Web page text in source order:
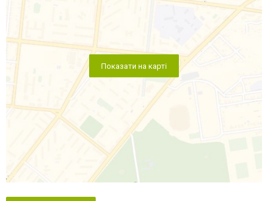
Показати на карті